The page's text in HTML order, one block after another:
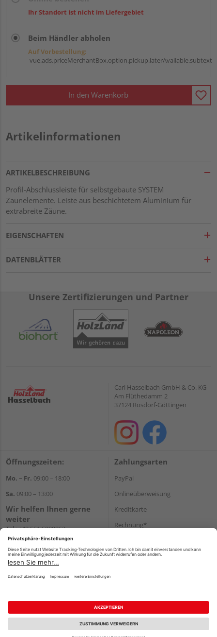
Ihr Standort ist nicht im Liefergebiet
Beim Händler abholen
Auf Vorbestellung:
vue.ads.priceMerchantBox.option.pickup.laterAvailable.subtext
In den Warenkorb
Artikelinformationen
ARTIKELBESCHREIBUNG
Profil-Abschlussleiste für selbstgebaute SYSTEM
Zaunelemente. Leiste aus beschichtetem Aluminium für
extrabreite Zäune.
EIGENSCHAFTEN
DATENBLÄTTER
Unsere Zertifizierungen und Partner
Carl Hasselbach GmbH & Co. KG
Am Flüthedamm 2
37124 Rosdorf-Göttingen
Öffnungszeiten:
Mo. – Fr. 09:00 – 18:00
Sa. 09:00 – 13:00
Wir helfen Ihnen gerne
weiter
Tel.:+49 551 5009963
E-Mail:shop@holzland-
hasselbach.de
Zahlungsarten
PayPal
Onlineüberweisung
Kreditkarte
Rechnung*
Versand
Impressum AGB Widerruf
Datenschutz
Reservierungsbedingungen
Vertrag widerrufen